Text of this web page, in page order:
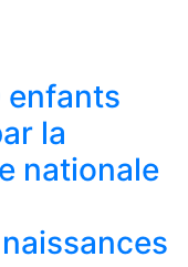
enfants
la
nationale